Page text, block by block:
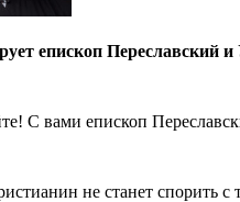
епископ Переславский и
С вами епископ
не станет спорить с